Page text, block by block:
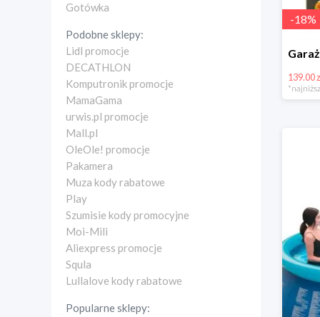
Gotówka
Podobne sklepy:
Lidl promocje
DECATHLON
Komputronik promocje
MamaGama
urwis.pl promocje
Mall.pl
OleOle! promocje
Pakamera
Muza kody rabatowe
Play
Szumisie kody promocyjne
Moi-Mili
Aliexpress promocje
Squla
Lullalove kody rabatowe
Popularne sklepy:
-18%
139.00